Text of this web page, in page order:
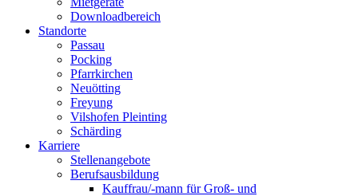
Downloadbereich
Standorte
Passau
Pocking
Pfarrkirchen
Neuötting
Freyung
Vilshofen Pleinting
Schärding
Karriere
Stellenangebote
Berufsausbildung
Kauffrau/-mann für Groß- und